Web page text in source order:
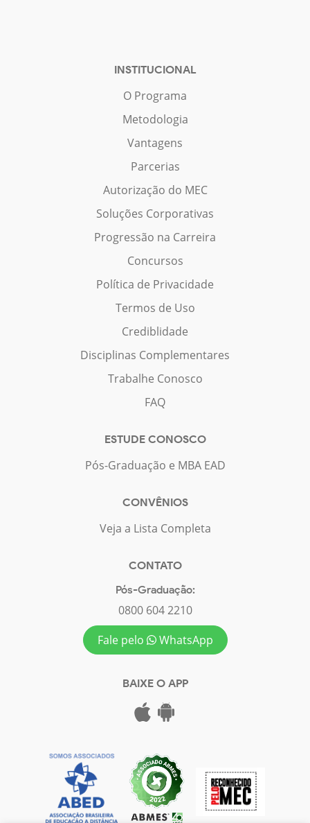
INSTITUCIONAL
O Programa
Metodologia
Vantagens
Parcerias
Autorização do MEC
Soluções Corporativas
Progressão na Carreira
Concursos
Política de Privacidade
Termos de Uso
Crediblidade
Disciplinas Complementares
Trabalhe Conosco
FAQ
ESTUDE CONOSCO
Pós-Graduação e MBA EAD
CONVÊNIOS
Veja a Lista Completa
CONTATO
Pós-Graduação:
0800 604 2210
Fale pelo
WhatsApp
BAIXE O APP